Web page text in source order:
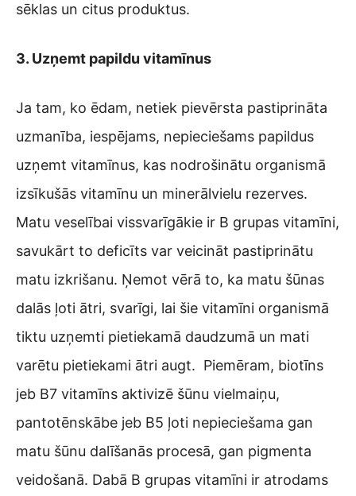
sēklas un citus produktus.
3. Uzņemt papildu vitamīnus
Ja tam, ko ēdam, netiek pievērsta pastiprināta
uzmanība, iespējams, nepieciešams papildus
uzņemt vitamīnus, kas nodrošinātu organismā
izsīkušās vitamīnu un minerālvielu rezerves.
Matu veselībai vissvarīgākie ir B grupas vitamīni,
savukārt to deficīts var veicināt pastiprinātu
matu izkrišanu. Ņemot vērā to, ka matu šūnas
dalās ļoti ātri, svarīgi, lai šie vitamīni organismā
tiktu uzņemti pietiekamā daudzumā un mati
varētu pietiekami ātri augt. Piemēram, biotīns
jeb B7 vitamīns aktivizē šūnu vielmaiņu,
pantotēnskābe jeb B5 ļoti nepieciešama gan
matu šūnu dalīšanās procesā, gan pigmenta
veidošanā. Dabā B grupas vitamīni ir atrodams